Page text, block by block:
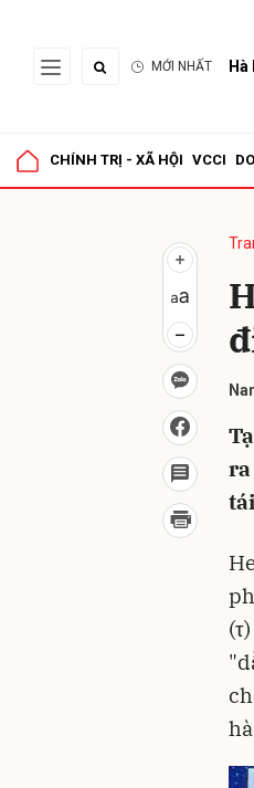
MỚI NHẤT Hà
CHÍNH TRỊ - XÃ HỘI VCCI
ra